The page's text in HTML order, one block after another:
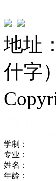
地址
什字
学制：
专业：
姓名：
年龄：